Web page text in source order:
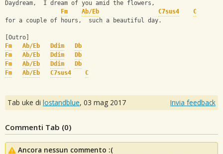
Daydream,  I dream of you amid the flowers,
Fm
Ab/Eb C7sus4
C
for a couple of hours,  such a beautiful day.
[Outro]
Fm
Ab/Eb Ddim
Db
Fm
Ab/Eb Ddim
Db
Fm
Ab/Eb Ddim
Db
Fm
Ab/Eb C7sus4 C
Tab uke di lostandblue, 03 mag 2017 Invia feedback
Commenti Tab (0)
Ancora nessun commento :(